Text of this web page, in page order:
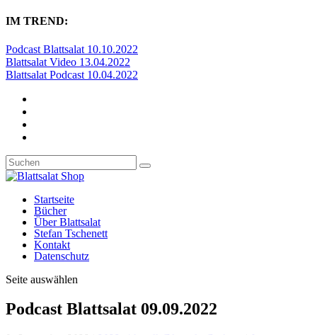
IM TREND:
Podcast Blattsalat 10.10.2022
Blattsalat Video 13.04.2022
Blattsalat Podcast 10.04.2022
Startseite
Bücher
Über Blattsalat
Stefan Tschenett
Kontakt
Datenschutz
Seite auswählen
Podcast Blattsalat 09.09.2022